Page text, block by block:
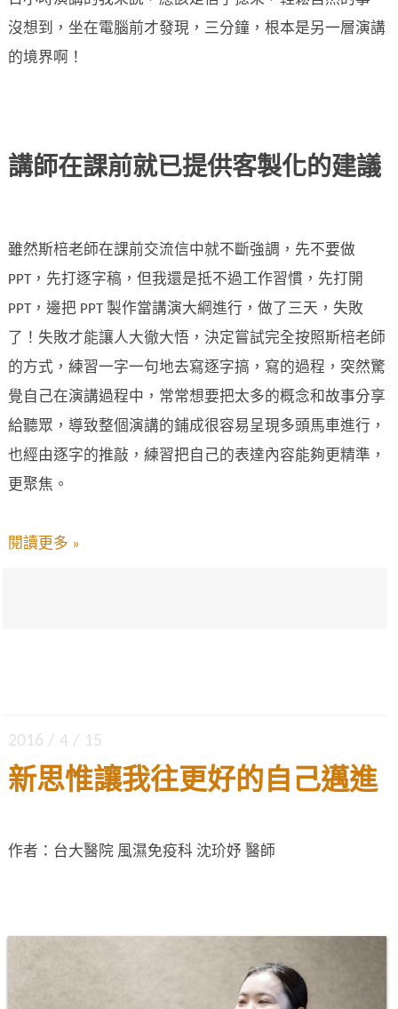
沒想到，坐在電腦前才發現，三分鐘，根本是另一層演講
的境界啊！
講師在課前就已提供客製化的建議
雖然斯棓老師在課前交流信中就不斷強調，先不要做
PPT，先打逐字稿，但我還是抵不過工作習慣，先打開
PPT，邊把 PPT 製作當講演大綱進行，做了三天，失敗
了！失敗才能讓人大徹大悟，決定嘗試完全按照斯棓老師
的方式，練習一字一句地去寫逐字搞，寫的過程，突然驚
覺自己在演講過程中，常常想要把太多的概念和故事分享
給聽眾，導致整個演講的鋪成很容易呈現多頭馬車進行，
也經由逐字的推敲，練習把自己的表達內容能夠更精準，
更聚焦。
閱讀更多 »
2016 / 4 / 15
新思惟讓我往更好的自己邁進
作者：台大醫院 風濕免疫科 沈玠妤 醫師